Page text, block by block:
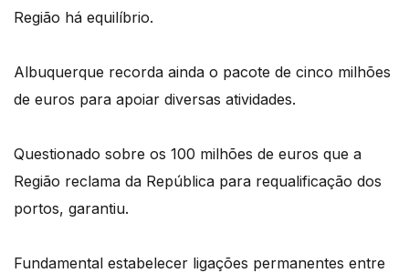
Região há equilíbrio.
Albuquerque recorda ainda o pacote de cinco milhões
de euros para apoiar diversas atividades.
Questionado sobre os 100 milhões de euros que a
Região reclama da República para requalificação dos
portos, garantiu.
Fundamental estabelecer ligações permanentes entre